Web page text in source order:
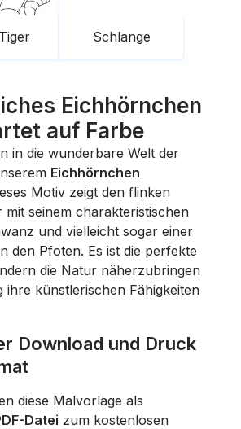
Schlange
Eichhörnchen
auf Farbe
in die wunderbare Welt der
Eichhörnchen
Motiv zeigt den flinken
mit seinem charakteristischen
und vielleicht sogar einer
den Pfoten. Es ist die perfekte
die Natur näherzubringen
ihre künstlerischen Fähigkeiten
Download und Druck
diese Malvorlage als
Datei zum kostenlosen